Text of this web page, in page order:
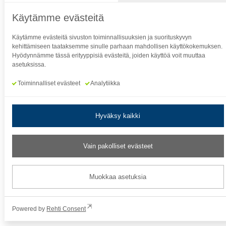
Käytämme evästeitä
Käytämme evästeitä sivuston toiminnallisuuksien ja suorituskyvyn
kehittämiseen taataksemme sinulle parhaan mahdollisen käyttökokemuksen.
Hyödynnämme tässä erityyppisiä evästeitä, joiden käyttöä voit muuttaa
asetuksissa.
Toiminnalliset evästeet Analytiikka
Hyväksy kaikki
Vain pakolliset evästeet
Muokkaa asetuksia
Powered by Rehti Consent